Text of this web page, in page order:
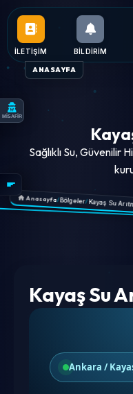
ANASAYFA
İLETIŞIM BILDIRIM
Sağlıklı Su, Güvenilir
Anasayfa/Bölgeler/Kayaş Su
Kayaş Su
Ankara /
MİSAFİR